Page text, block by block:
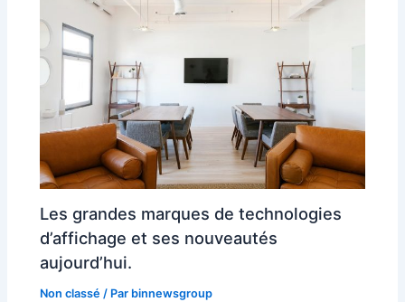
Les grandes marques de technologies
d’affichage et ses nouveautés
aujourd’hui.
Non classé / Par binnewsgroup